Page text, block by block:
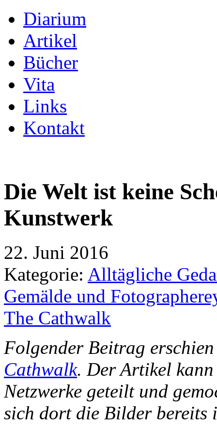
Diarium
Artikel
Bücher
Vita
Links
Kontakt
Die Welt ist keine
Kunstwerk
22. Juni 2016
Kategorie: Alltägliche
Gemälde und
The Cathwalk
Folgender Beitrag
Cathwalk. Der Artikel
Netzwerke geteilt und
sich dort die Bilder bereits